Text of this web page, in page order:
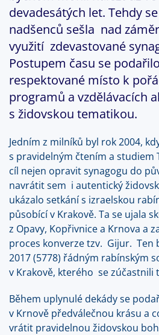
devadesátých let. Tehdy
nadšenců sešla nad
využití zdevastované
Postupem času se
respektované místo k
programů a vzdělávacích
s židovskou tematikou.
Jedním z milníků byl rok 2004,
s pravidelným čtením a studiem
cíl nejen opravit synagogu do
navrátit sem i autentický
ukázalo setkání s izraelskou
působící v Krakově. Ta se ujala
z Opavy, Kopřivnice a Krnova a
proces konverze tzv. Gijur. Ten
2017 (5778) řádným rabínským
v Krakově, kterého se
Během uplynulé dekády se
v Krnově předválečnou krásu a
vrátit pravidelnou židovskou